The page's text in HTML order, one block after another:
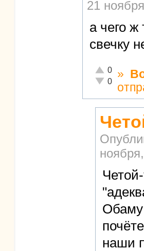
21
а чего
свечку
Отлично!
0
Неадекватно!
0
»
Обаму
наши